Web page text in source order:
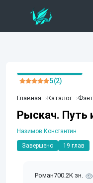
Главная Каталог
Рыскач. Путь
Назимов Константин
Завершено 19 глав
Роман700.2K зн.
5 (2)